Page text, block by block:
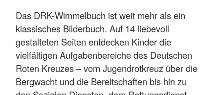
Das DRK-Wimmelbuch ist weit mehr als ein
klassisches Bilderbuch. Auf 14 liebevoll
gestalteten Seiten entdecken Kinder die
vielfältigen Aufgabenbereiche des Deutschen
Roten Kreuzes – vom Jugendrotkreuz über die
Bergwacht und die Bereitschaften bis hin zu